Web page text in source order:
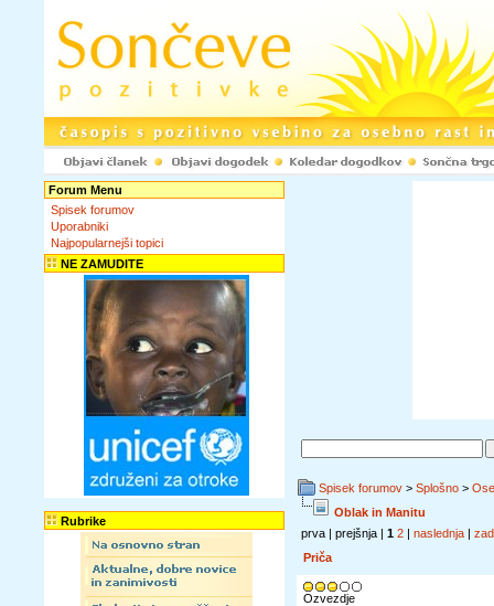
Forum Menu
Spisek forumov
Uporabniki
Najpopularnejši topici
NE ZAMUDITE
Rubrike
Spisek forumov > Splošno >
Oblak in Manitu
prva | prejšnja | 1 2 | naslednja |
Priča
Ozvezdje